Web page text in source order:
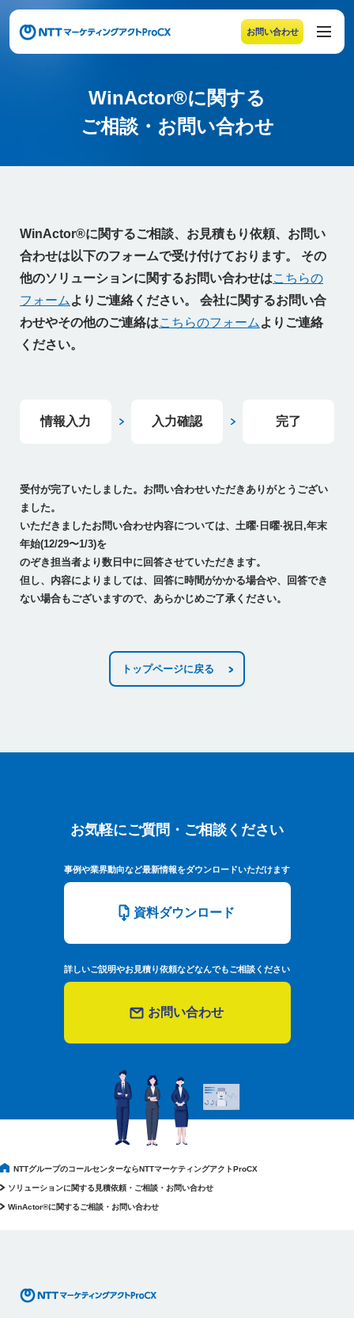
お問い合わせ
メニューの末尾です。Escape キーでメニューを閉じるこ
WinActor®に関する<br
WinActor®に関する
ご相談・お問い合わせ
WinActor®に関するご相談、お見積もり依頼、お問い
合わせは以下のフォームで受け付けております。
その
他のソリューションに関するお問い合わせはこちらの
フォーム よりご連絡ください。
会社に関するお問い合
わせやその他のご連絡はこちらのフォーム よりご連絡
ください。
情報入力 入力確認 完了
受付が完了いたしました。お問い合わせいただきありがとうござい
ました。
いただきましたお問い合わせ内容については、土曜·日曜·祝日,年末
年始(12/29〜1/3)を
のぞき担当者より数日中に回答させていただきます。
但し、内容によりましては、回答に時間がかかる場合や、回答でき
ない場合もございますので、あらかじめご了承ください。
トップページに戻る
お気軽にご質問・ご相談ください
お気軽にご質問・ご相談ください
事例や業界動向など最新情報をダウンロードいただけます
資料ダウンロード
詳しいご説明やお見積り依頼などなんでもご相談ください
お問い合わせ
NTTグループのコールセンターならNTTマーケティングアクトProCX
ソリューションに関する見積依頼・ご相談・お問い合わせ
WinActor®に関するご相談・お問い合わせ